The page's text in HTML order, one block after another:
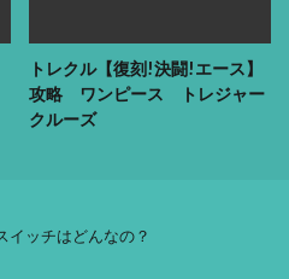
トレクル【復刻!決闘!エース】
攻略 ワンピース トレジャー
クルーズ
イッチはどんなの？